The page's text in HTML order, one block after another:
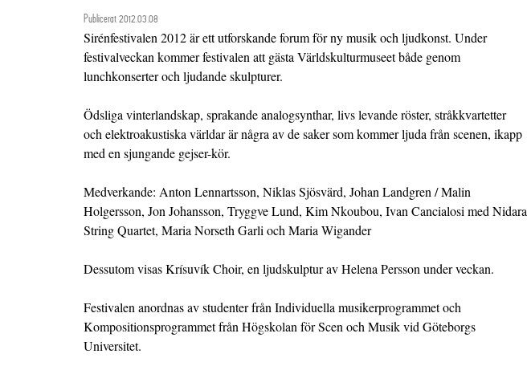
Publicerat 2012.03.08
Sirénfestivalen 2012 är ett utforskande forum för ny musik och ljudkonst. Under
festivalveckan kommer festivalen att gästa Världskulturmuseet både genom
lunchkonserter och ljudande skulpturer.
Ödsliga vinterlandskap, sprakande analogsynthar, livs levande röster, stråkkvartetter
och elektroakustiska världar är några av de saker som kommer ljuda från scenen, ikapp
med en sjungande gejser-kör.
Medverkande: Anton Lennartsson, Niklas Sjösvärd, Johan Landgren / Malin
Holgersson, Jon Johansson, Tryggve Lund, Kim Nkoubou, Ivan Cancialosi med Nidara
String Quartet, Maria Norseth Garli och Maria Wigander
Dessutom visas Krísuvík Choir, en ljudskulptur av Helena Persson under veckan.
Festivalen anordnas av studenter från Individuella musikerprogrammet och
Kompositionsprogrammet från Högskolan för Scen och Musik vid Göteborgs
Universitet.